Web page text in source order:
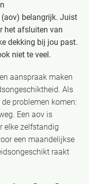
belangrijk. Juist
het afsluiten van
dekking bij jou past.
niet te veel.
aanspraak maken
Als
problemen komen:
Een aov is
elke zelfstandig
een maandelijkse
raakt